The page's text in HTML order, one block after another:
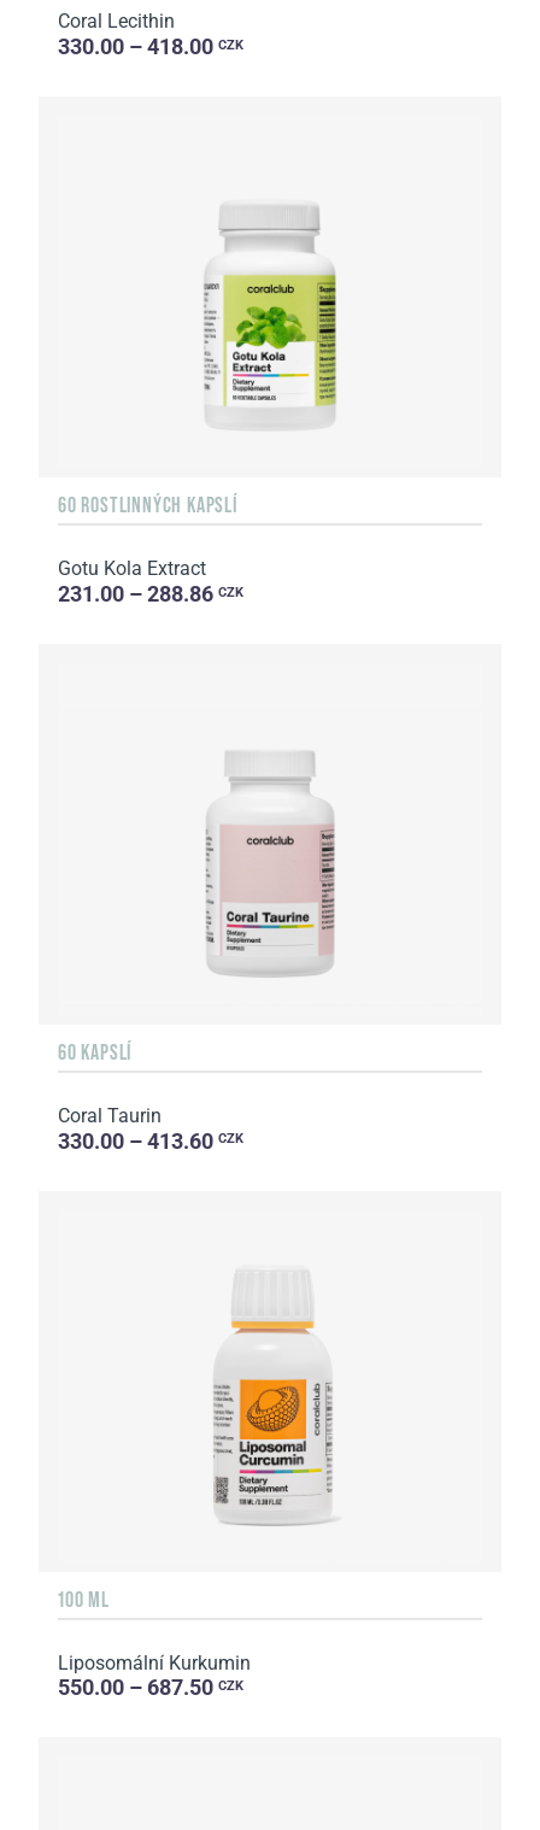
Coral Lecithin
330.00 – 418.00 CZK
60 ROSTLINNÝCH KAPSLÍ
Gotu Kola Extract
231.00 – 288.86 CZK
60 KAPSLÍ
Coral Taurin
330.00 – 413.60 CZK
100 ML
Liposomální Kurkumin
550.00 – 687.50 CZK